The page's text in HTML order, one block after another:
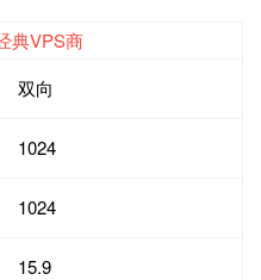
典VPS商
双向
1024
1024
15.9